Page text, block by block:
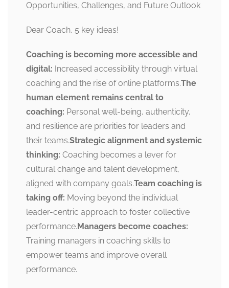
Opportunities, Challenges, and Future Outlook
Dear Coach, 5 key ideas!
Coaching is becoming more accessible and
digital: Increased accessibility through virtual
coaching and the rise of online platforms.The
human element remains central to
coaching: Personal well-being, authenticity,
and resilience are priorities for leaders and
their teams.Strategic alignment and systemic
thinking: Coaching becomes a lever for
cultural change and talent development,
aligned with company goals.Team coaching is
taking off: Moving beyond the individual
leader-centric approach to foster collective
performance.Managers become coaches:
Training managers in coaching skills to
empower teams and improve overall
performance.